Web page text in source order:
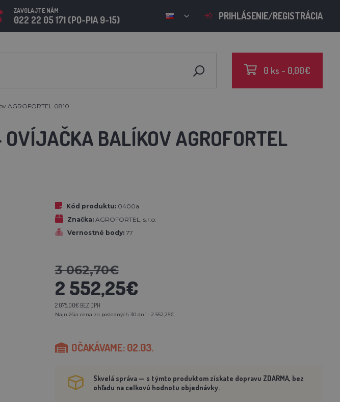
ZAVOLAJTE NÁM
022 22 05 171 (PO-PIA 9-15) PRIHLÁSENIE/REGISTRÁCIA
0 ks - 0,00€
AGROFORTEL 0810
BALÍKOV AGROFORTEL
Kód produktu: 0400a
Značka: AGROFORTEL, s.r.o.
Vernostné body: 77
3 062,70€
2 552,25€
2 075,00€ BEZ DPH
Najnižšia cena za posledných 30 dní - 2 552,25€
OČAKÁVAME: 02.03.
Skvelá správa — s týmto produktom získate dopravu ZDARMA, bez
ohľadu na celkovú hodnotu objednávky.